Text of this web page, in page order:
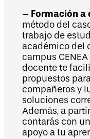
– Formación a
método del
trabajo de
académico del
campus
docente te
propuestos
compañeros y
soluciones
Además, a
contarás con
apoyo a tu